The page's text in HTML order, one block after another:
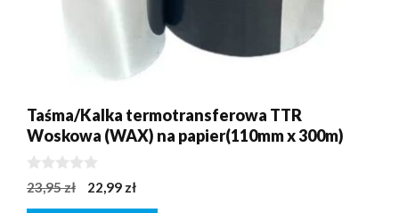
Taśma/Kalka termotransferowa TTR
Woskowa (WAX) na papier(110mm x 300m)
0
z
5
23,95zł
Pierwotna
cena
22,99 złAktualna
cena